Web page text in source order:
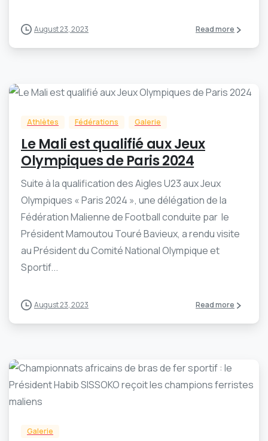
August 23, 2023 Read more
Athlètes Fédérations Galerie
Le Mali est qualifié aux Jeux
Olympiques de Paris 2024
Suite à la qualification des Aigles U23 aux Jeux
Olympiques « Paris 2024 », une délégation de la
Fédération Malienne de Football conduite par le
Président Mamoutou Touré Bavieux, a rendu visite
au Président du Comité National Olympique et
Sportif...
August 23, 2023 Read more
0 -
Galerie